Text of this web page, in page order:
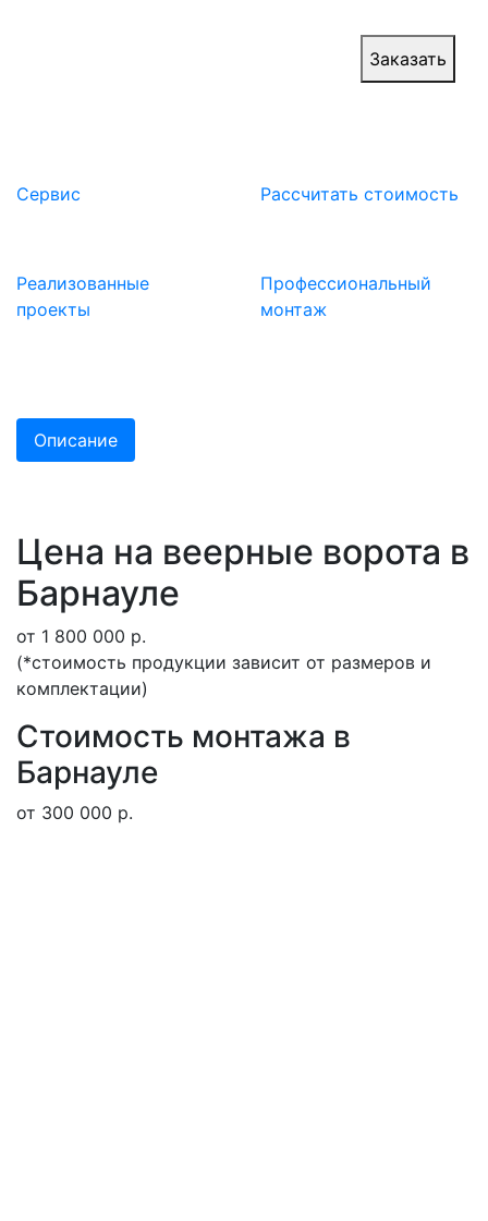
Заказать
Сервис Расcчитать стоимость
Реализованные
проекты
Профессиональный
монтаж
Описание
Цена на веерные ворота в
Барнауле
от 1 800 000 р.
(*стоимость продукции зависит от размеров и
комплектации)
Стоимость монтажа в
Барнауле
от 300 000 р.